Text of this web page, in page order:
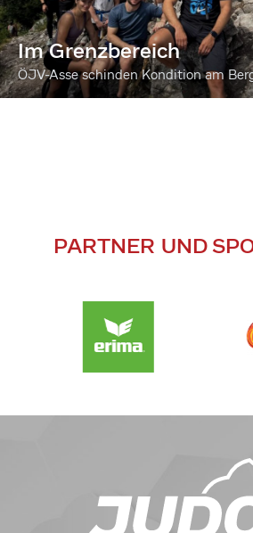
Im Grenzbereich
ÖJV-Asse schinden Kondition am
PARTNER UND